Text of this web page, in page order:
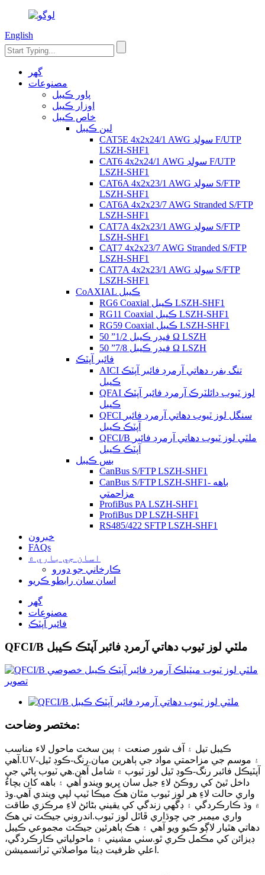
English
گهر
مصنوعات
پاور ڪيبل
اوزار ڪيبل
خاص ڪيبل
لين ڪيبل
CAT5E 4x2x24/1 AWG سولڊ F/UTP
LSZH-SHF1
CAT6 4x2x24/1 AWG سولڊ F/UTP
LSZH-SHF1
CAT6A 4x2x23/1 AWG سولڊ S/FTP
LSZH-SHF1
CAT6A 4x2x23/7 AWG Stranded S/FTP
LSZH-SHF1
CAT7A 4x2x23/1 AWG سولڊ S/FTP
LSZH-SHF1
CAT7 4x2x23/7 AWG Stranded S/FTP
LSZH-SHF1
CAT7A 4x2x23/1 AWG سولڊ S/FTP
LSZH-SHF1
CoAXIAL ڪيبل
RG6 Coaxial ڪيبل LSZH-SHF1
RG11 Coaxial ڪيبل LSZH-SHF1
RG59 Coaxial ڪيبل LSZH-SHF1
فيڊر ڪيبل 1/2” 50 Ω LSZH
فيڊر ڪيبل 7/8” 50 Ω LSZH
فائبر آپٽڪ
AICI تنگ بفر، دھاتي آرمرڊ فائبر آپٽڪ
ڪيبل
QFAI لوز ٽيوب ڊائلٽرڪ آرمرڊ فائبر آپٽڪ
ڪيبل
QFCI سنگل لوز ٽيوب دھاتي آرمرڊ فائبر
آپٽڪ ڪيبل
QFCI/B ملٽي لوز ٽيوب دھاتي آرمرڊ فائبر
آپٽڪ ڪيبل
بس ڪيبل
CanBus S/FTP LSZH-SHF1
CanBus S/FTP LSZH-SHF1- باهه
مزاحمتي
ProfiBus PA LSZH-SHF1
ProfiBus DP LSZH-SHF1
RS485/422 SFTP LSZH-SHF1
خبرون
FAQs
اسان جي باري ۾
ڪارخاني جو دورو
اسان سان رابطو ڪريو
گهر
مصنوعات
فائبر آپٽڪ
QFCI/B ملٽي لوز ٽيوب دھاتي آرمرڊ فائبر آپٽڪ ڪيبل
مختصر وضاحت:
ڪيبل تيل ۽ آف شور صنعت ۽ ٻين سخت ماحول لاء مناسب
آهي.UV-۽ موسم جي مزاحمتي مواد جي ٻاهرين ميان.رنگ-ڪوڊ ٿيل
آپٽيڪل فائبر رنگ-ڪوڊ ٿيل لوز ٽيوب ۾ شامل آهن.هي ٽيوب پاڻي جي
داخل ٿيڻ کي روڪڻ لاءِ جيل سان ڀريو ويندو آهي ۽ باهه کان بچاءُ
واري حالت لاءِ هر لوز ٽيوب مٿان هڪ ميڪا ٽيپ لپي ويندي آهي.وڌ
۾ وڌ ڪارڪردگي ۽ ڊگھي زندگي کي يقيني بڻائڻ لاءِ مرڪزي طاقت
واري ميمبر جي چوڌاري ڦاٿل لوز ٽيوب.اندروني جيڪٽ تي هڪ
دھاتي هٿيار لاڳو ڪيو ويو آهي ۽ هڪ ٻاهرئين جيڪٽ مجموعي ڪيبل
ڊيزائن کي مڪمل ڪري ٿو.سٺي مشيني ۽ ماحولياتي ڪارڪردگي،
اعلي ظرفيت ڊيٽا مواصلاتي ٽرانسميشن.